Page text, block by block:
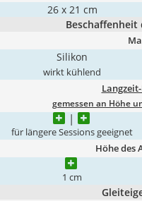
26 x 21 cm
Beschaffenheit
Silikon
wirkt kühlend
gemessen an Höhe
für längere Sessions geeignet
Höhe des
1 cm